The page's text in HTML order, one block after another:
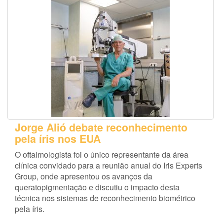
Jorge Alió debate reconhecimento
pela íris nos EUA
O oftalmologista foi o único representante da área
clínica convidado para a reunião anual do Iris Experts
Group, onde apresentou os avanços da
queratopigmentação e discutiu o impacto desta
técnica nos sistemas de reconhecimento biométrico
pela íris.